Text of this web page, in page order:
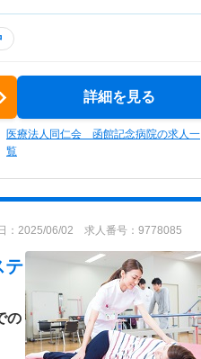
詳細を見る
医療法人同仁会 函館記念病院の求人一
覧
：2025/06/02 求人番号：9778085
テ
の